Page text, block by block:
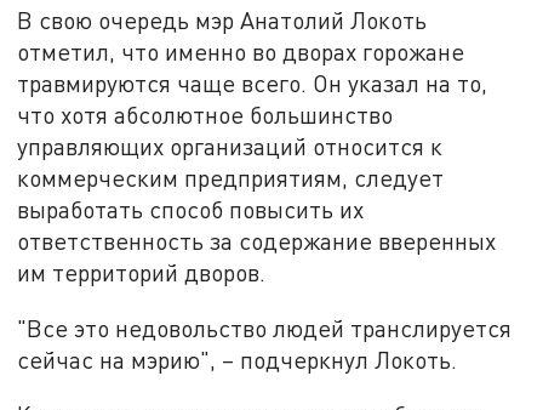
В свою очередь мэр Анатолий Локоть
отметил, что именно во дворах горожане
травмируются чаще всего. Он указал на то,
что хотя абсолютное большинство
управляющих организаций относится к
коммерческим предприятиям, следует
выработать способ повысить их
ответственность за содержание вверенных
им территорий дворов.
"Все это недовольство людей транслируется
сейчас на мэрию", – подчеркнул Локоть.